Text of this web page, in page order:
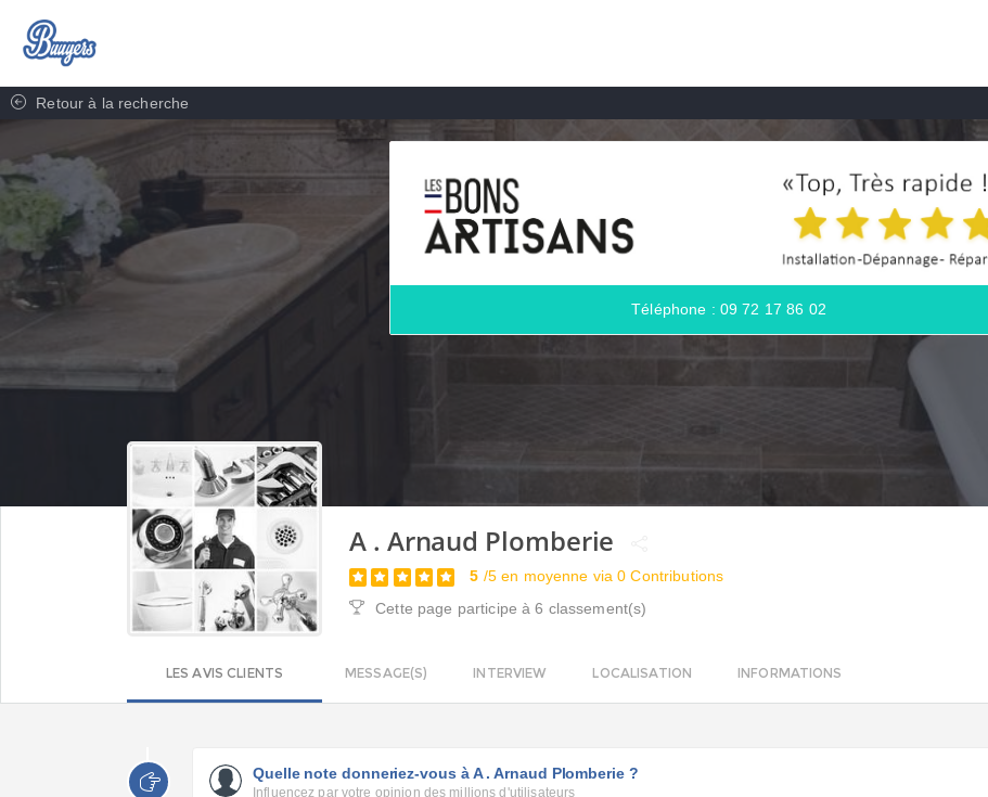
Retour à la recherche
Téléphone : 09 72 17 86 02
A . Arnaud Plomberie
5 /5 en moyenne via 0 Contributions
Cette page participe à 6 classement(s)
LES AVIS CLIENTS MESSAGE(S) INTERVIEW LOCALISATION INFORMATIONS
Quelle note donneriez-vous à A . Arnaud Plomberie ?
Influencez par votre opinion des millions d'utilisateurs